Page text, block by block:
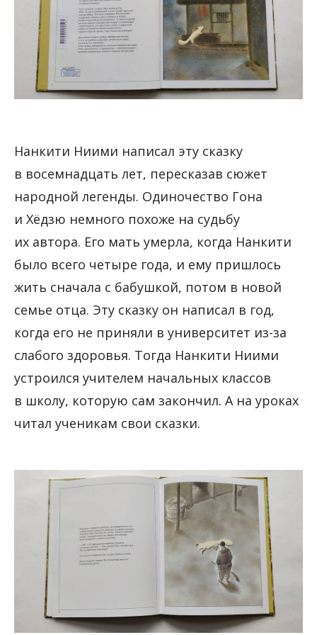
Нанкити Ниими написал эту сказку
в восемнадцать лет, пересказав сюжет
народной легенды. Одиночество Гона
и Хёдзю немного похоже на судьбу
их автора. Его мать умерла, когда Нанкити
было всего четыре года, и ему пришлось
жить сначала с бабушкой, потом в новой
семье отца. Эту сказку он написал в год,
когда его не приняли в университет из-за
слабого здоровья. Тогда Нанкити Ниими
устроился учителем начальных классов
в школу, которую сам закончил. А на уроках
читал ученикам свои сказки.